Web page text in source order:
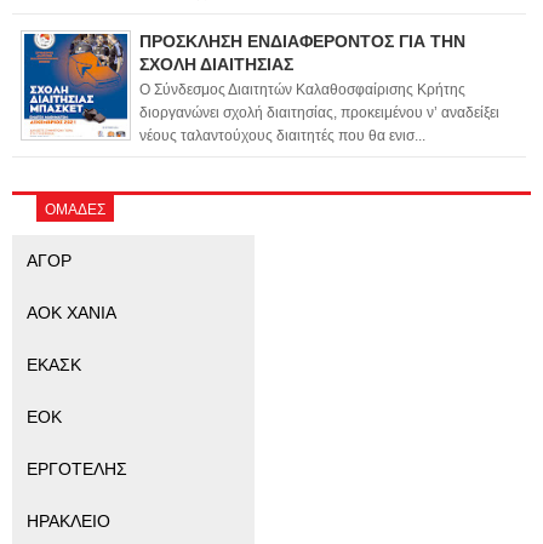
ΠΡΟΣΚΛΗΣΗ ΕΝΔΙΑΦΕΡΟΝΤΟΣ ΓΙΑ ΤΗΝ
ΣΧΟΛΗ ΔΙΑΙΤΗΣΙΑΣ
Ο Σύνδεσμος Διαιτητών Καλαθοσφαίρισης Κρήτης
διοργανώνει σχολή διαιτησίας, προκειμένου ν’ αναδείξει
νέους ταλαντούχους διαιτητές που θα ενισ...
ΟΜΑΔΕΣ
ΑΓΟΡ
ΑΟΚ ΧΑΝΙΑ
ΕΚΑΣΚ
ΕΟΚ
ΕΡΓΟΤΕΛΗΣ
ΗΡΑΚΛΕΙΟ